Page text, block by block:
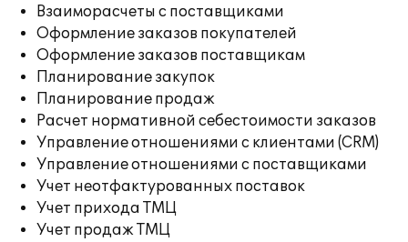
Взаиморасчеты с поставщиками
Оформление заказов покупателей
Оформление заказов поставщикам
Планирование закупок
Планирование продаж
Расчет нормативной себестоимости заказов
Управление отношениями с клиентами (CRM)
Управление отношениями с поставщиками
Учет неотфактурованных поставок
Учет прихода ТМЦ
Учет продаж ТМЦ